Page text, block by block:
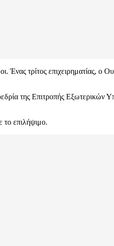
Ένας τρίτος επιχειρηματίας, ο
της Επιτροπής Εξωτερικών
το επιλήψιμο.